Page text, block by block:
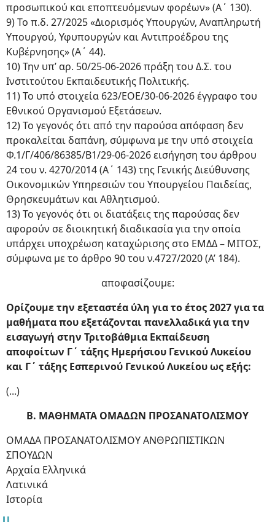
προσωπικού και εποπτευόμενων φορέων» (Α΄ 130).
9) Το π.δ. 27/2025 «Διορισμός Υπουργών, Αναπληρωτή
Υπουργού, Υφυπουργών και Αντιπροέδρου της
Κυβέρνησης» (Α΄ 44).
10) Την υπ’ αρ. 50/25-06-2026 πράξη του Δ.Σ. του
Ινστιτούτου Εκπαιδευτικής Πολιτικής.
11) Το υπό στοιχεία 623/ΕΟΕ/30-06-2026 έγγραφο του
Εθνικού Οργανισμού Εξετάσεων.
12) Το γεγονός ότι από την παρούσα απόφαση δεν
προκαλείται δαπάνη, σύμφωνα με την υπό στοιχεία
Φ.1/Γ/406/86385/Β1/29-06-2026 εισήγηση του άρθρου
24 του ν. 4270/2014 (Α΄ 143) της Γενικής Διεύθυνσης
Οικονομικών Υπηρεσιών του Υπουργείου Παιδείας,
Θρησκευμάτων και Αθλητισμού.
13) Το γεγονός ότι οι διατάξεις της παρούσας δεν
αφορούν σε διοικητική διαδικασία για την οποία
υπάρχει υποχρέωση καταχώρισης στο ΕΜΔΔ – ΜΙΤΟΣ,
σύμφωνα με το άρθρο 90 του ν.4727/2020 (Α’ 184).
αποφασίζουμε:
Ορίζουμε την εξεταστέα ύλη για το έτος 2027 για τα
μαθήματα που εξετάζονται πανελλαδικά γιατην
εισαγωγή στην Τριτοβάθμια Εκπαίδευση
αποφοίτων Γ΄ τάξης Ημερήσιου Γενικού Λυκείου
και Γ΄ τάξης Εσπερινού Γενικού Λυκείου ως εξής:
(...)
Β. ΜΑΘΗΜΑΤΑ ΟΜΑΔΩΝ ΠΡΟΣΑΝΑΤΟΛΙΣΜΟΥ
ΟΜΑΔΑ ΠΡΟΣΑΝΑΤΟΛΙΣΜΟΥ ΑΝΘΡΩΠΙΣΤΙΚΩΝ
ΣΠΟΥΔΩΝ
Αρχαία Ελληνικά
Λατινικά
Ιστορία